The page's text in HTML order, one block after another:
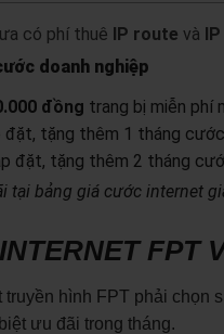
có phí thuê IP route và
doanh nghiệp
đồng trang bị miễn phí
đặt, tặng thêm 1 tháng
đặt, tặng thêm 2 tháng
tại bảng giá cước internet
FPT
hình FPT phải chọn
ưu đãi trong tháng.